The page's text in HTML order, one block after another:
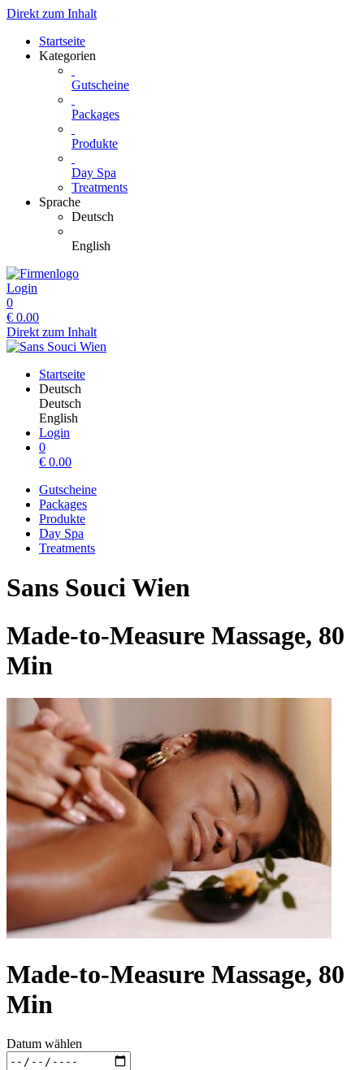
Direkt zum Inhalt
Startseite
Kategorien
Gutscheine
Packages
Produkte
Day Spa
Treatments
Sprache
Deutsch
English
Login
0
€ 0.00
Direkt zum Inhalt
Startseite
Deutsch
Deutsch
English
Login
0
€ 0.00
Gutscheine
Packages
Produkte
Day Spa
Treatments
Sans Souci Wien
Made-to-Measure Massage, 80
Min
Made-to-Measure Massage, 80
Min
Datum wählen